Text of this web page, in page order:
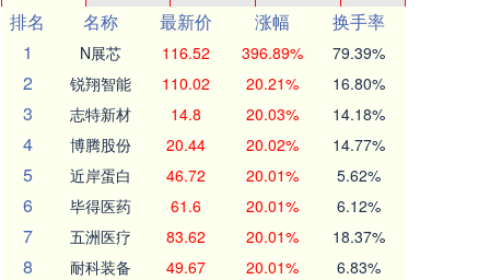
排名
名称 最新价 涨幅
换手率
1
N展芯 116.52 396.89% 79.39%
2 锐翔智能 110.02 20.21% 16.80%
3 志特新材 14.8 20.03% 14.18%
4 博腾股份 20.44 20.02% 14.77%
5 近岸蛋白 46.72 20.01% 5.62%
6 毕得医药 61.6 20.01% 6.12%
7 五洲医疗 83.62 20.01% 18.37%
8 耐科装备 49.67 20.01% 6.83%